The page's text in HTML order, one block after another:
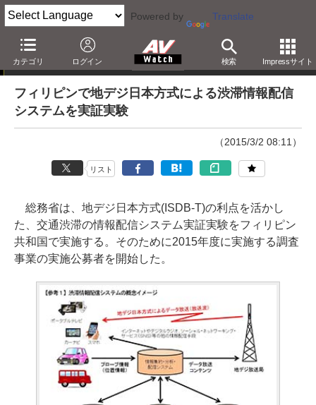
Powered by Translate
カテゴリ ログイン 検索 Impressサイト
ニュース
フィリピンで地デジ日本方式による渋滞情報配信
システムを実証実験
（2015/3/2 08:11）
リスト
総務省は、地デジ日本方式(ISDB-T)の利点を活かし
た、交通渋滞の情報配信システム実証実験をフィリピン
共和国で実施する。そのために2015年度に実施する調査
事業の実施公募者を開始した。